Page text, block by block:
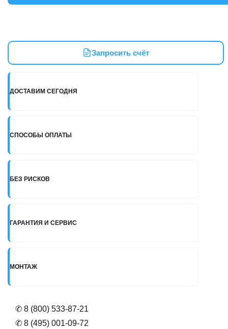
низкопрофильный
т,
380
Запросить счёт
ДОСТАВИМ СЕГОДНЯ
СПОСОБЫ ОПЛАТЫ
БЕЗ РИСКОВ
ГАРАНТИЯ И СЕРВИС
МОНТАЖ
✆ 8 (800) 533-87-21
✆ 8 (495) 001-09-72